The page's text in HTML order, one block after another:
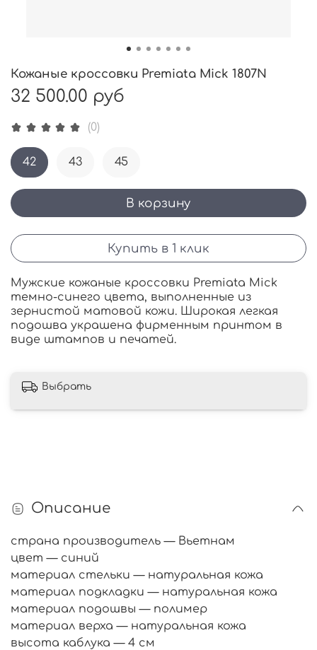
(0)
Кожаные кроссовки Premiata Mick 1807N
32 500.00 руб
В корзину
Купить в 1 клик
42 43 45
Мужские кожаные кроссовки Premiata Mick
темно-синего цвета, выполненные из
зернистой матовой кожи. Широкая легкая
подошва украшена фирменным принтом в
виде штампов и печатей.
Выбрать
Описание
страна производитель — Вьетнам
цвет — синий
материал стельки — натуральная кожа
материал подкладки — натуральная кожа
материал подошвы — полимер
материал верха — натуральная кожа
высота каблука — 4 см